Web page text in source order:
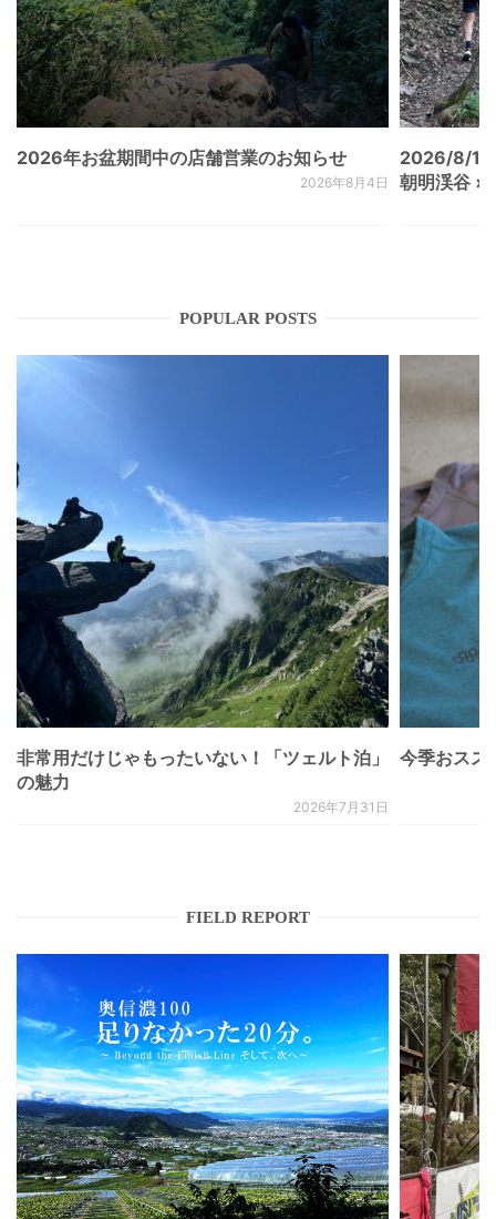
2026年お盆期間中の店舗営業のお知らせ
2026年8月4日
2026/8/
朝明渓谷 ×
POPULAR POSTS
非常用だけじゃもったいない！「ツェルト泊」
の魅力
2026年7月31日
今季おスス
FIELD REPORT